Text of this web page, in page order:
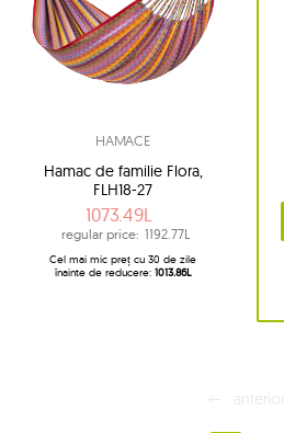
HAMACE
Hamac de familie Flora,
FLH18-27
1073.49L
regular price: 1192.77L
Cel mai mic preț cu 30 de zile
înainte de reducere: 1013.86L